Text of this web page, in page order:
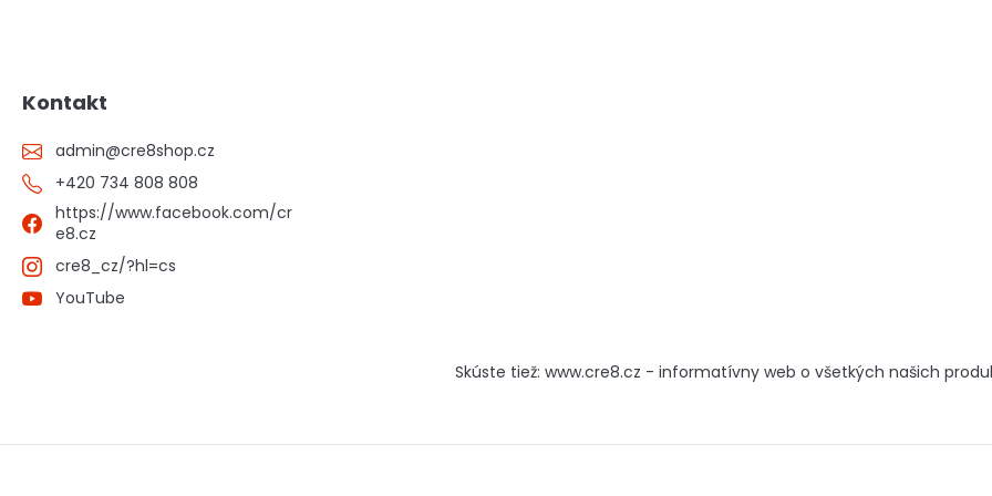
Kontakt
admin@cre8shop.cz
+420 734 808 808
https://www.facebook.com/cr
e8.cz
cre8_cz/?hl=cs
YouTube
Skúste tiež: www.cre8.cz - informatívny web o všetkých našich